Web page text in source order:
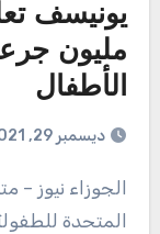
مليون
الأطفال
ديسمبر 29, 2021
المتحدة